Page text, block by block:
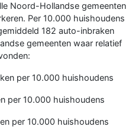
Noord-Hollandse gemeenten
Per 10.000 huishoudens
182 auto-inbraken
gemeenten waar relatief
per 10.000 huishoudens
per 10.000 huishoudens
per 10.000 huishoudens